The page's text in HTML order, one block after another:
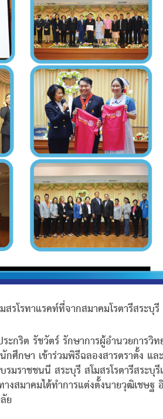
รโรทาแรคท์ที่จากสมาคมโรตารีสระบุรี
กริต รัชวัตร์ รักษาการผู้อํานวยการวิ
ศึกษา เข้าร่วมพิธีฉลองสารตราตั้ง แ
มราชชนนี สระบุรี สโมสรโรตารีสระ
งสมาคมได้ทําการแต่งตั้งนายวุฒิเช
ย